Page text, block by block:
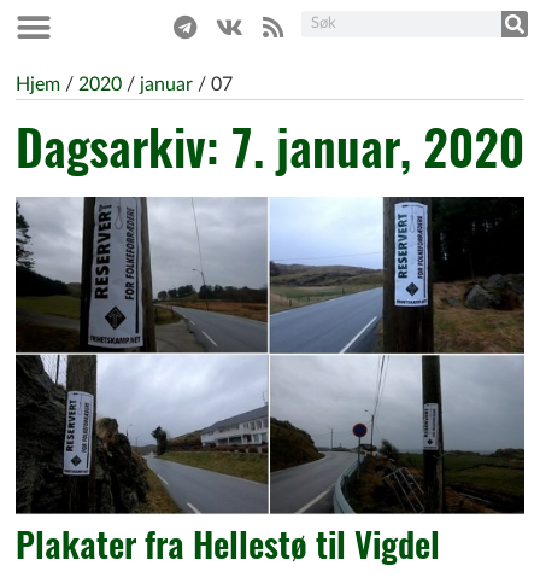
Hjem / 2020 / januar / 07
Dagsarkiv: 7. januar, 2020
Plakater fra Hellestø til Vigdel